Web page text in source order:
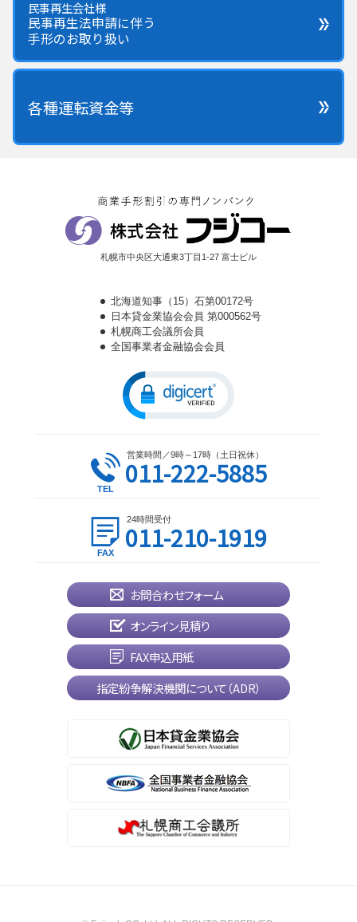
民事再生会社様
民事再生法申請に伴う
手形のお取り扱い
各種運転資金等
札幌市中央区大通東3丁目1-27 富士ビル
北海道知事（15）石第00172号
日本貸金業協会会員 第000562号
札幌商工会議所会員
全国事業者金融協会会員
営業時間／9時～17時（土日祝休）
011-222-5885
24時間受付
011-210-1919
お問合わせフォーム
オンライン見積り
FAX申込用紙
指定紛争解決機関について（ADR）